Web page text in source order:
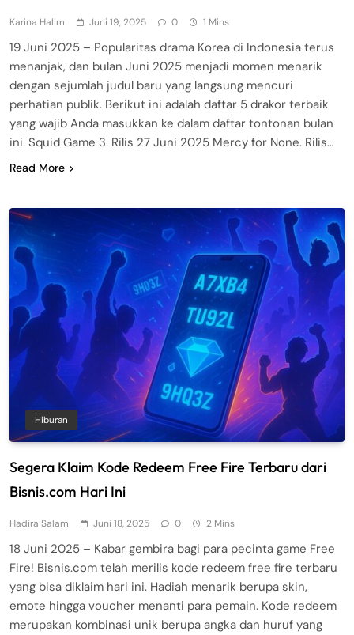
Karina Halim Juni 19, 2025 0 1 Mins
19 Juni 2025 – Popularitas drama Korea di Indonesia terus
menanjak, dan bulan Juni 2025 menjadi momen menarik
dengan sejumlah judul baru yang langsung mencuri
perhatian publik. Berikut ini adalah daftar 5 drakor terbaik
yang wajib Anda masukkan ke dalam daftar tontonan bulan
ini. Squid Game 3. Rilis 27 Juni 2025 Mercy for None. Rilis…
Read More
Hiburan
Segera Klaim Kode Redeem Free Fire Terbaru dari
Bisnis.com Hari Ini
Hadira Salam Juni 18, 2025 0 2 Mins
18 Juni 2025 – Kabar gembira bagi para pecinta game Free
Fire! Bisnis.com telah merilis kode redeem free fire terbaru
yang bisa diklaim hari ini. Hadiah menarik berupa skin,
emote hingga voucher menanti para pemain. Kode redeem
merupakan kombinasi unik berupa angka dan huruf yang